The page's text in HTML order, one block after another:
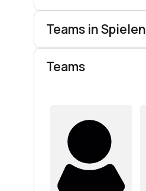
Teams in Spielen
Teams